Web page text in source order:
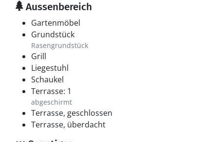
Aussenbereich
Gartenmöbel
Grundstück
Rasengrundstück
Grill
Liegestuhl
Schaukel
Terrasse: 1
abgeschirmt
Terrasse, geschlossen
Terrasse, überdacht